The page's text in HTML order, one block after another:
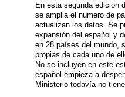
En esta segunda edición
se amplia el número de
actualizan los datos. Se
expansión del español y
en 28 países del mundo,
propias de cada uno de
No se incluyen en este
español empieza a
Ministerio todavía no